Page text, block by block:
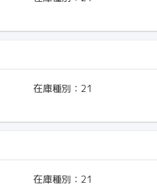
在庫種別： 21
在庫種別： 21